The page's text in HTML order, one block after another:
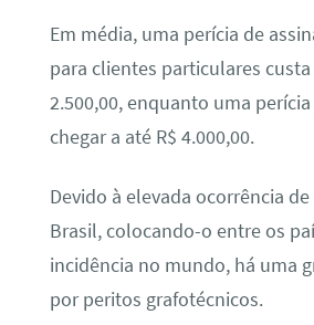
Em média, uma perícia de
para clientes particulares custa
2.500,00, enquanto uma
chegar a até R$ 4.000,00.
Devido à elevada ocorrência
Brasil, colocando-o entre os
incidência no mundo, há uma
por peritos grafotécnicos.